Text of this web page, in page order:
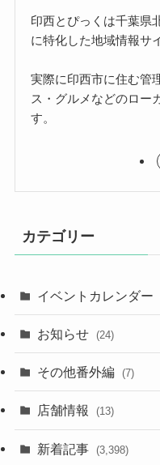
印西とぴっくは千葉県
に特化した地域情報サ
実際に印西市に住む管
ス・グルメなどのロー
す。
カテゴリー
イベントカレンダー
お知らせ (24)
その他番外編 (7)
店舗情報 (13)
新着記事 (3,398)